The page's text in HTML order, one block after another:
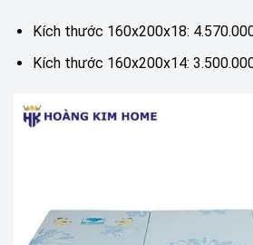
Kích thước 160x200x18:
Kích thước 160x200x14: